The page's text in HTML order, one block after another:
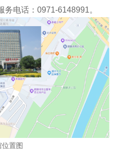
务电话：0971-6148991。
位置图